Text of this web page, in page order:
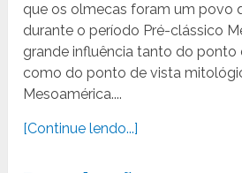
que os olmecas foram um povo
durante o período Pré-clássico
grande influência tanto do ponto
como do ponto de vista
Mesoamérica....
[Continue lendo...]